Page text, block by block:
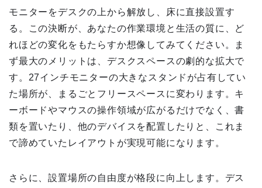
モニターをデスクの上から解放し、床に直接設置す
る。この決断が、あなたの作業環境と生活の質に、ど
れほどの変化をもたらすか想像してみてください。ま
ず最大のメリットは、デスクスペースの劇的な拡大で
す。27インチモニターの大きなスタンドが占有してい
た場所が、まるごとフリースペースに変わります。キ
ーボードやマウスの操作領域が広がるだけでなく、書
類を置いたり、他のデバイスを配置したりと、これま
で諦めていたレイアウトが実現可能になります。
さらに、設置場所の自由度が格段に向上します。デス